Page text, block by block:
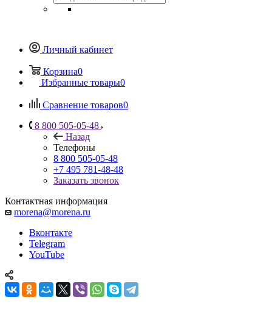
Личный кабинет
Корзина0
Избранные товары0
Сравнение товаров0
8 800 505-05-48
Назад
Телефоны
8 800 505-05-48
+7 495 781-48-48
Заказать звонок
Контактная информация
morena@morena.ru
Вконтакте
Telegram
YouTube